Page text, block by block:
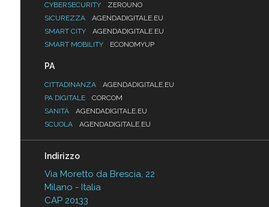
CYBERSECURITY
ZEROUNO
SICUREZZA
AGENDADIGITALE.EU
SMART CITY
AGENDADIGITALE.EU
SMART MOBILITY
ECONOMYUP
PA
CITTADINANZA
AGENDADIGITALE.EU
PA DIGITALE
CORCOM
SANITÀ
AGENDADIGITALE.EU
SCUOLA
AGENDADIGITALE.EU
Indirizzo
Via Moretto da Brescia, 22
Milano - Italia
CAP 20133